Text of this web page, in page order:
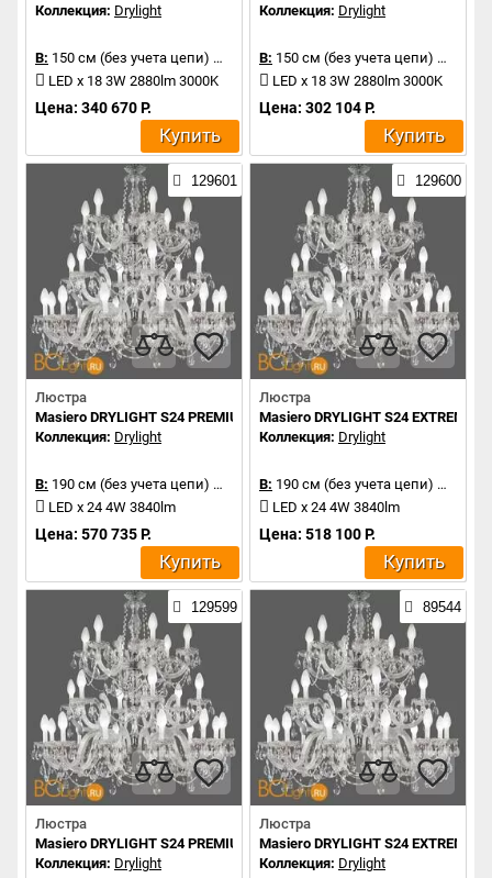
Коллекция: Drylight
В: 150 см (без учета цепи) Д:
106 см
LED x 18 3W 2880lm 3000K
Цена: 340 670 Р.
Купить
Коллекция: Drylight
В: 150 см (без учета цепи) Д:
LED x 18 3W 2880lm 3000K
Цена: 302 104 Р.
Купить
129601
Люстра
Masiero DRYLIGHT S24 PREMIUM RGBW
Коллекция: Drylight
В: 190 см (без учета цепи) Д:
106 см
LED x 24 4W 3840lm
Цена: 570 735 Р.
Купить
129600
Люстра
Masiero DRYLIGHT S24 EXTREME
Коллекция: Drylight
В: 190 см (без учета цепи) Д:
LED x 24 4W 3840lm
Цена: 518 100 Р.
Купить
129599
Люстра
Masiero DRYLIGHT S24 PREMIUM
Коллекция: Drylight
89544
Люстра
Masiero DRYLIGHT S24 EXTREME
Коллекция: Drylight